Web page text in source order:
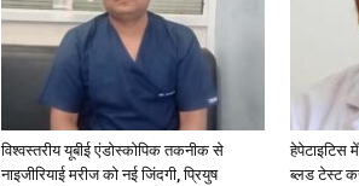
विश्वस्तरीय यूबीई एंडोस्कोपिक तकनीक से
नाइजीरियाई मरीज को नई जिंदगी, प्रियुष
हेपेटाइटिस
ब्लड टेस्ट